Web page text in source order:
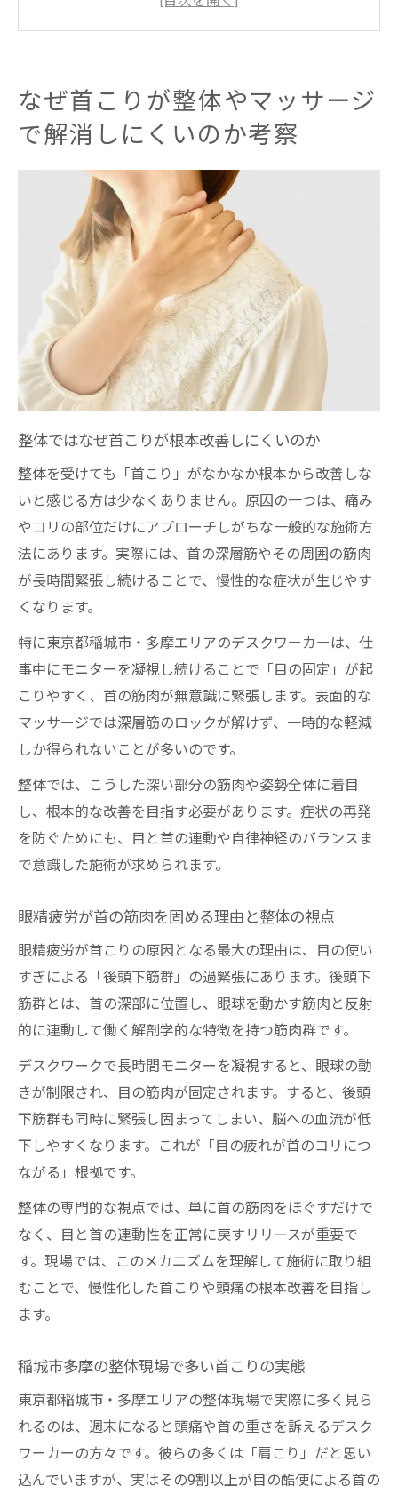
マッサージだけで改善しない首こりの構造
的特徴
み
稲城市多摩で整体が眼精疲労対策に有効な理由
とは
整体の専門技術が稲城市多摩で注目される
理由
眼精疲労が整体で改善しやすい身体のメカ
ニズム
多摩・稲城の整体院が眼精疲労対策に強い
ワケ
整体で頭痛や首の違和感も同時にケアでき
る理由
仕事帰りに通いやすい整体院の選び方ポイ
ント
仕事終わりに悩む首こりと眼精疲労の真因を探
る
整体師が明かす仕事終わりの首こりの真の
原因
眼精疲労と首こりが連動する体の仕組みに
注目
多摩エリアの整体現場で見つかった共通点
とは
首と目の関係性から整体施術を選ぶ重要性
整体施術で体調変化を実感できる理由を解
説
深層筋と目の連動性、整体で変わる体調への気
目の固定が首の緊張に与える深い影響とは
整体施術で自律神経バランスも整う理由
慢性的な疲労首コリ、表面的な施術で限界を感
整体で慢性首コリの深層原因に迫るメリッ
眼精疲労と首の深い関係性を整体で実感
稲城・多摩の整体が支持される理由とは
解説
整体で首と目の緊張が同時にほぐれる理由
デスクワーカーに整体が効果的な背景
多摩・稲城の整体施術が支持されるワケ
眼精疲労による頭痛や不調も整体で軽減
なぜ首こりが整体やマッサージ
で解消しにくいのか考察
整体ではなぜ首こりが根本改善しにくいのか
整体を受けても「首こり」がなかなか根本から改善しな
いと感じる方は少なくありません。原因の一つは、痛み
やコリの部位だけにアプローチしがちな一般的な施術方
法にあります。実際には、首の深層筋やその周囲の筋肉
が長時間緊張し続けることで、慢性的な症状が生じやす
くなります。
特に東京都稲城市・多摩エリアのデスクワーカーは、仕
事中にモニターを凝視し続けることで「目の固定」が起
こりやすく、首の筋肉が無意識に緊張します。表面的な
マッサージでは深層筋のロックが解けず、一時的な軽減
しか得られないことが多いのです。
整体では、こうした深い部分の筋肉や姿勢全体に着目
し、根本的な改善を目指す必要があります。症状の再発
を防ぐためにも、目と首の連動や自律神経のバランスま
で意識した施術が求められます。
眼精疲労が首の筋肉を固める理由と整体の視点
眼精疲労が首こりの原因となる最大の理由は、目の使い
すぎによる「後頭下筋群」の過緊張にあります。後頭下
筋群とは、首の深部に位置し、眼球を動かす筋肉と反射
的に連動して働く解剖学的な特徴を持つ筋肉群です。
デスクワークで長時間モニターを凝視すると、眼球の動
きが制限され、目の筋肉が固定されます。すると、後頭
下筋群も同時に緊張し固まってしまい、脳への血流が低
下しやすくなります。これが「目の疲れが首のコリにつ
ながる」根拠です。
整体の専門的な視点では、単に首の筋肉をほぐすだけで
なく、目と首の連動性を正常に戻すリリースが重要で
す。現場では、このメカニズムを理解して施術に取り組
むことで、慢性化した首こりや頭痛の根本改善を目指し
ます。
稲城市多摩の整体現場で多い首こりの実態
東京都稲城市・多摩エリアの整体現場で実際に多く見ら
れるのは、週末になると頭痛や首の重さを訴えるデスク
ワーカーの方々です。彼らの多くは「肩こり」だと思い
込んでいますが、実はその9割以上が目の酷使による首の